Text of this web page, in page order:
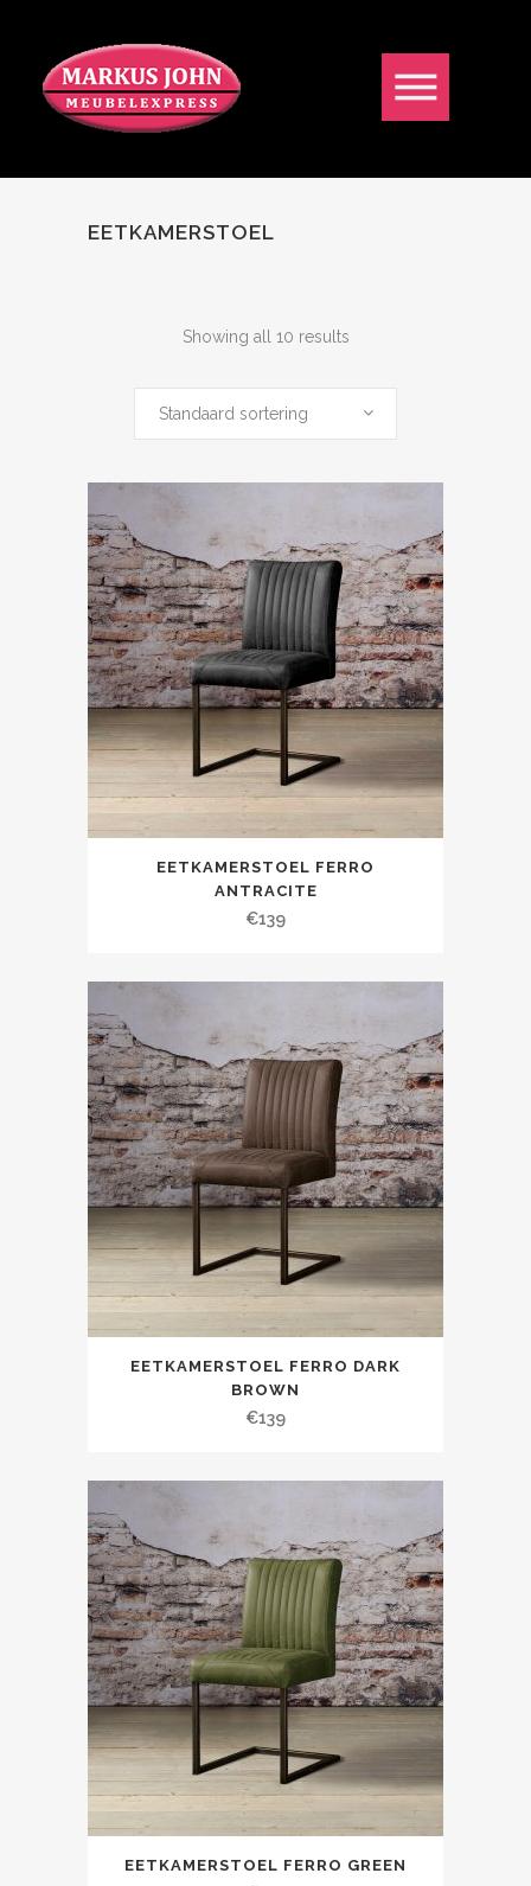
EETKAMERSTOEL
Showing all 10 results
Standaard sortering
EETKAMERSTOEL FERRO
ANTRACITE
€139
EETKAMERSTOEL FERRO DARK
BROWN
€139
EETKAMERSTOEL FERRO GREEN